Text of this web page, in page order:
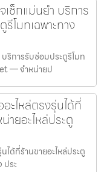
ช็กแม่นยำ บริการ
โมทเฉพาะทาง
ริการรับซ่อมประตูรีโมท
— จำหน่ายป
ะไหล่ตรงรุ่นได้ที่
ายอะไหล่ประตู
ได้ที่ร้านขายอะไหล่ประตู
ประ